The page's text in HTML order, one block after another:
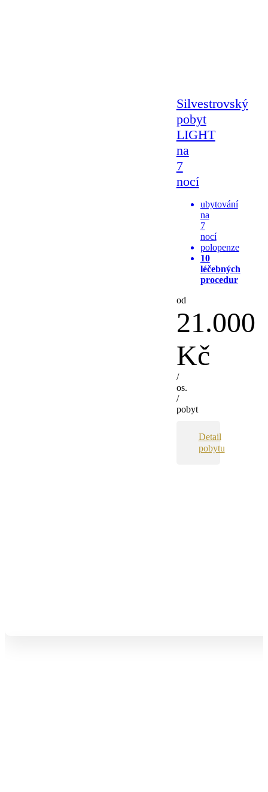
Silvestrovský
pobyt
LIGHT
na
7
nocí
ubytování
na
7
nocí
polopenze
10
léčebných
procedur
od
21.000
Kč
/
os.
/
pobyt
Detail
pobytu